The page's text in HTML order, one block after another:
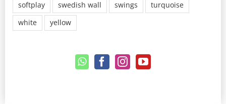
softplay
swedish wall swings
turquoise
white
yellow